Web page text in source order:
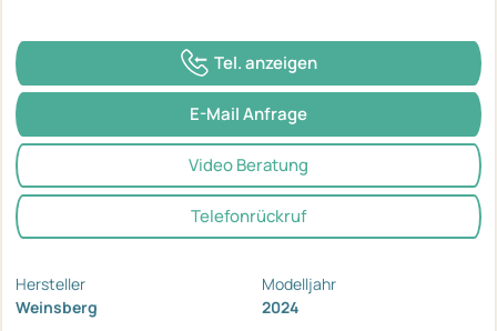
Tel. anzeigen
E-Mail Anfrage
Video Beratung
Telefonrückruf
Hersteller
Weinsberg
Modelljahr
2024